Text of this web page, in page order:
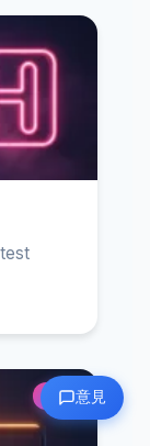
NEW意見